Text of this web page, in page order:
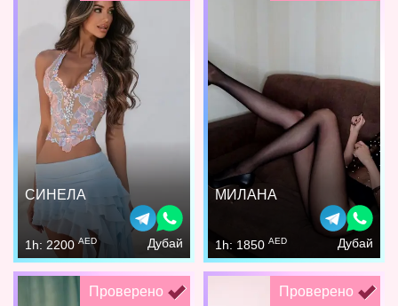
СИНЕЛА
1h: 2200AED Дубай
МИЛАНА
1h: 1850 AED Дубай
Проверено Проверено